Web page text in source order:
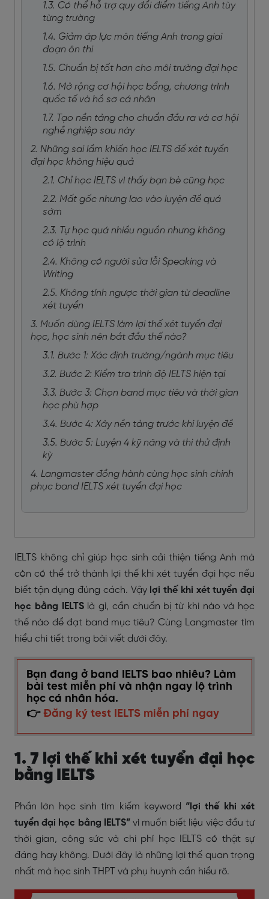
1.3. Có thể hỗ trợ quy đổi điểm tiếng Anh tùy
từng trường
1.4. Giảm áp lực môn tiếng Anh trong giai
đoạn ôn thi
1.5. Chuẩn bị tốt hơn cho môi trường đại học
1.6. Mở rộng cơ hội học bổng, chương trình
quốc tế và hồ sơ cá nhân
1.7. Tạo nền tảng cho chuẩn đầu ra và cơ hội
nghề nghiệp sau này
2. Những sai lầm khiến học IELTS để xét tuyển
đại học không hiệu quả
2.1. Chỉ học IELTS vì thấy bạn bè cũng học
2.2. Mất gốc nhưng lao vào luyện đề quá
sớm
2.3. Tự học quá nhiều nguồn nhưng không
có lộ trình
2.4. Không có người sửa lỗi Speaking và
Writing
2.5. Không tính ngược thời gian từ deadline
xét tuyển
3. Muốn dùng IELTS làm lợi thế xét tuyển đại
học, học sinh nên bắt đầu thế nào?
3.1. Bước 1: Xác định trường/ngành mục tiêu
3.2. Bước 2: Kiểm tra trình độ IELTS hiện tại
3.3. Bước 3: Chọn band mục tiêu và thời gian
học phù hợp
3.4. Bước 4: Xây nền tảng trước khi luyện đề
3.5. Bước 5: Luyện 4 kỹ năng và thi thử định
kỳ
4. Langmaster đồng hành cùng học sinh chinh
phục band IELTS xét tuyển đại học
IELTS không chỉ giúp học sinh cải thiện tiếng Anh mà
còn có thể trở thành lợi thế khi xét tuyển đại học nếu
biết tận dụng đúng cách. Vậy lợi thế khi xét tuyển đại
học bằng IELTSlà gì, cần chuẩn bị từ khi nào và học
thế nào để đạt band mục tiêu? Cùng Langmaster tìm
hiểu chi tiết trong bài viết dưới đây.
Bạn đang ở band IELTS bao nhiêu? Làm
bài test miễn phí và nhận ngay lộ trình
học cá nhân hóa.
👉 Đăng ký test IELTS miễn phí ngay
1. 7 lợi thế khi xét tuyển đại học
bằng IELTS
Phần lớn học sinh tìm kiếm keyword “lợi thế khi xét
tuyển đại học bằng IELTS”vì muốn biết liệu việc đầu tư
thời gian, công sức và chi phí học IELTS có thật sự
đáng hay không. Dưới đây là những lợi thế quan trọng
nhất mà học sinh THPT và phụ huynh cần hiểu rõ.